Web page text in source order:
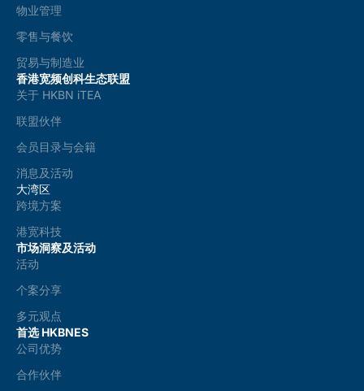
物业管理
零售与餐饮
贸易与制造业
香港宽频创科生态联盟
关于 HKBN iTEA
联盟伙伴
会员目录与会籍
消息及活动
大湾区
跨境方案
港宽科技
市场洞察及活动
活动
个案分享
多元观点
首选 HKBNES
公司优势
合作伙伴